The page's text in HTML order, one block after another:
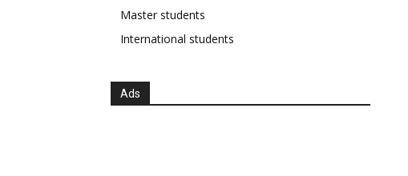
Master students
International students
Ads